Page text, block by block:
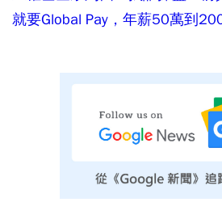
就要Global Pay，年薪50萬到